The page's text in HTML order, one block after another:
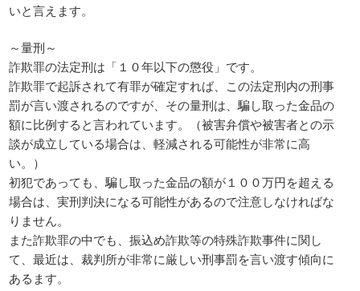
いと言えます。
～量刑～
詐欺罪の法定刑は「１０年以下の懲役」です。
詐欺罪で起訴されて有罪が確定すれば、この法定刑内の刑事
罰が言い渡されるのですが、その量刑は、騙し取った金品の
額に比例すると言われています。（被害弁償や被害者との示
談が成立している場合は、軽減される可能性が非常に高
い。）
初犯であっても、騙し取った金品の額が１００万円を超える
場合は、実刑判決になる可能性があるので注意しなければな
りません。
また詐欺罪の中でも、振込め詐欺等の特殊詐欺事件に関し
て、最近は、裁判所が非常に厳しい刑事罰を言い渡す傾向に
あるます。